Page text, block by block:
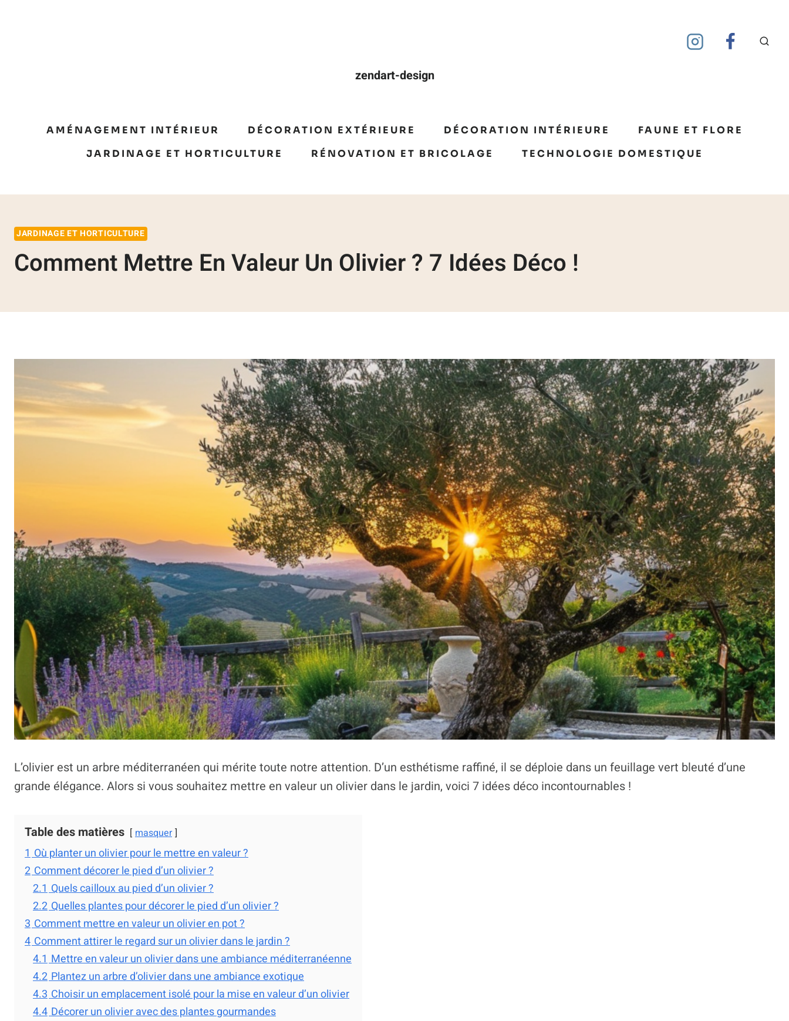
zendart-design
AMÉNAGEMENT INTÉRIEUR DÉCORATION EXTÉRIEURE DÉCORATION INTÉRIEURE
FAUNE ET FLORE
JARDINAGE ET HORTICULTURE
RÉNOVATION ET BRICOLAGE TECHNOLOGIE DOMESTIQUE
JARDINAGE ET HORTICULTURE
Comment Mettre En Valeur Un Olivier ? 7 Idées Déco !
L’olivier est un arbre méditerranéen qui mérite toute notre attention. D’un esthétisme raffiné, il se déploie dans un feuillage vert bleuté d’une
grande élégance. Alors si vous souhaitez mettre en valeur un olivier dans le jardin, voici 7 idées déco incontournables !
Table des matières masquer
1 Où planter un olivier pour le mettre en valeur ?
2 Comment décorer le pied d’un olivier ?
2.1 Quels cailloux au pied d’un olivier ?
2.2 Quelles plantes pour décorer le pied d’un olivier ?
3 Comment mettre en valeur un olivier en pot ?
4 Comment attirer le regard sur un olivier dans le jardin ?
4.1 Mettre en valeur un olivier dans une ambiance méditerranéenne
4.2 Plantez un arbre d’olivier dans une ambiance exotique
4.3 Choisir un emplacement isolé pour la mise en valeur d’un olivier
4.4 Décorer un olivier avec des plantes gourmandes